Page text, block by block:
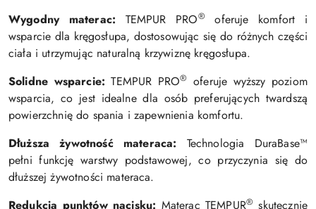
Wygodny materac:
TEMPUR PRO®
oferuje komfort i
wsparcie dla kręgosłupa, dostosowując się do różnych części
ciała i utrzymując naturalną krzywiznę kręgosłupa.
Solidne wsparcie: TEMPUR PRO® oferuje wyższy poziom
wsparcia, co jest idealne dla osób preferujących twardszą
powierzchnię do spania i zapewnienia komfortu.
Dłuższa żywotność materaca:
Technologia DuraBase™
pełni funkcję warstwy podstawowej, co przyczynia się do
dłuższej żywotności materaca.
Redukcja punktów nacisku: Materac TEMPUR® skutecznie